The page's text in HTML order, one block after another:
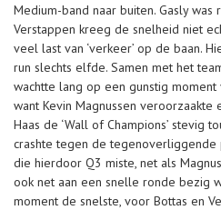
Medium-band naar buiten. Gasly was
Verstappen kreeg de snelheid niet
veel last van ‘verkeer’ op de baan.
run slechts elfde. Samen met het
wachtte lang op een gunstig
want Kevin Magnussen
Haas de ‘Wall of Champions’ stevig
crashte tegen de tegenoverliggende
die hierdoor Q3 miste, net als
ook net aan een snelle ronde bezig
moment de snelste, voor Bottas en